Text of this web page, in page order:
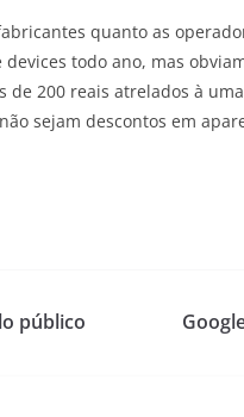
quanto as
todo ano, mas
200 reais atrelados à
sejam descontos em
público